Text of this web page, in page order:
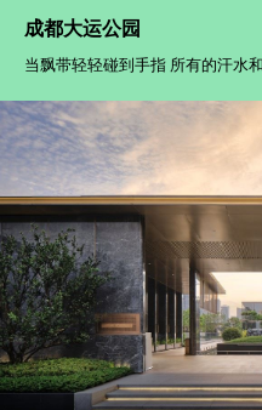
成都大运公园
当飘带轻轻碰到手指 所有的汗水